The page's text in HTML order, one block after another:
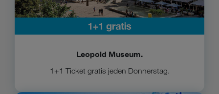
Leopold Museum.
1+1 Ticket gratis jeden Donnerstag.